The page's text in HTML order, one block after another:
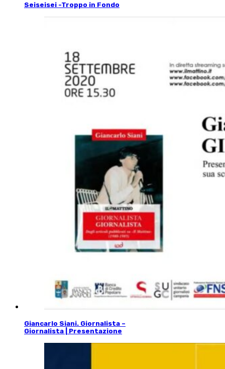
Seiseisei -Troppo in Fondo
Giancarlo Siani. Giornalista –
Giornalista | Presentazione